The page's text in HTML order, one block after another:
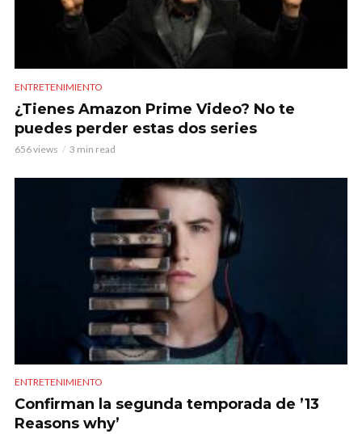
ENTRETENIMIENTO
¿Tienes Amazon Prime Video? No te
puedes perder estas dos series
656 views 3 min read
ENTRETENIMIENTO
Confirman la segunda temporada de ’13
Reasons why’